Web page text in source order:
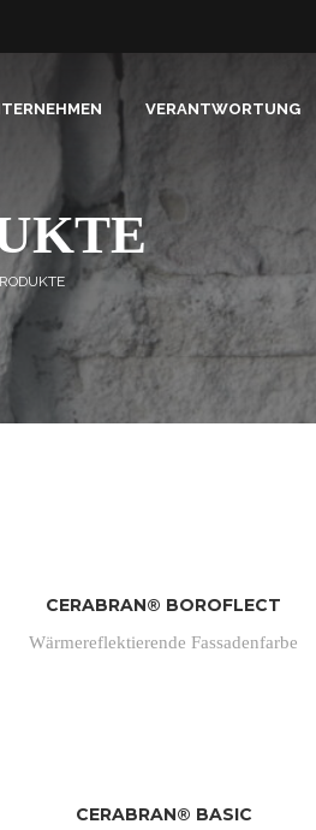
VERANTWORTUNG
CERABRAN® BOROFLECT
Wärmereflektierende Fassadenfarbe
CERABRAN® BASIC